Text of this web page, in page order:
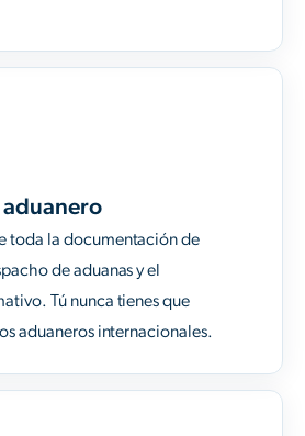
toda la documentación de
de aduanas y el
Tú nunca tienes que
aduaneros internacionales.